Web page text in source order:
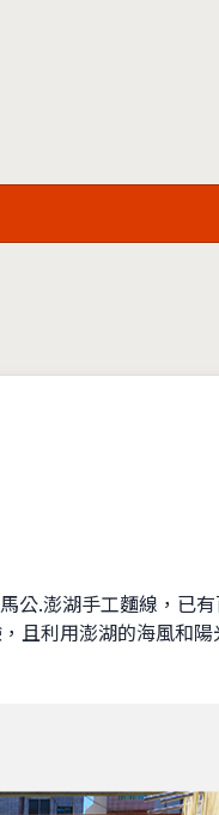
.澎湖手工麵線，已
且利用澎湖的海風和